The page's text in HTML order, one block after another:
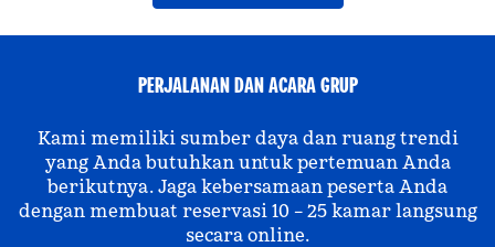
PERJALANAN DAN ACARA GRUP
Kami memiliki sumber daya dan ruang trendi
yang Anda butuhkan untuk pertemuan Anda
berikutnya. Jaga kebersamaan peserta Anda
dengan membuat reservasi 10 – 25 kamar langsung
secara online.